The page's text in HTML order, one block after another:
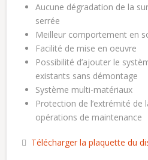
Aucune dégradation de la
serrée
Meilleur comportement en
Facilité de mise en oeuvre
Possibilité d’ajouter le
existants sans démontage
Système multi-matériaux
Protection de l’extrémité de
opérations de maintenance
Télécharger la plaquette du